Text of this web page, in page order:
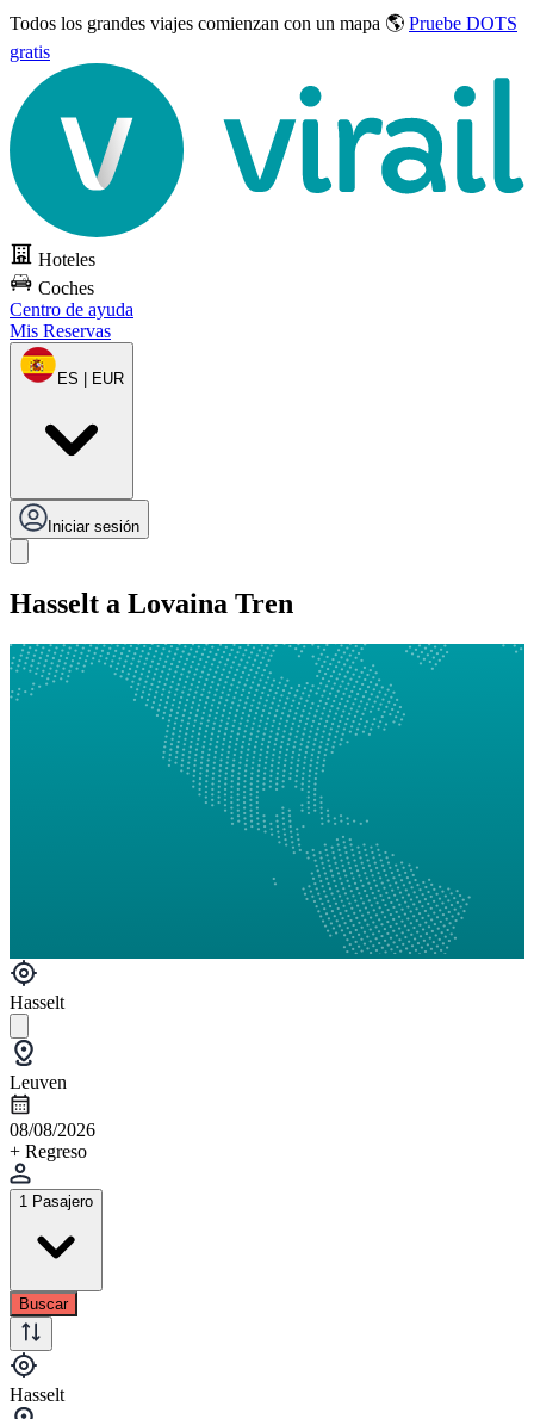
Todos los grandes viajes comienzan con un mapa 🌎 Pruebe DOTS
gratis
Hoteles
Coches
Centro de ayuda
Mis Reservas
ES | EUR
Iniciar sesión
Hasselt a Lovaina Tren
Hasselt
Leuven
08/08/2026
+ Regreso
1 Pasajero
Buscar
Hasselt